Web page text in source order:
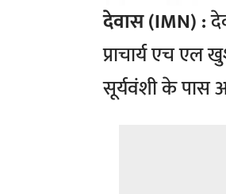
देवास (IMN) :
प्राचार्य एच एल
सूर्यवंशी के पास